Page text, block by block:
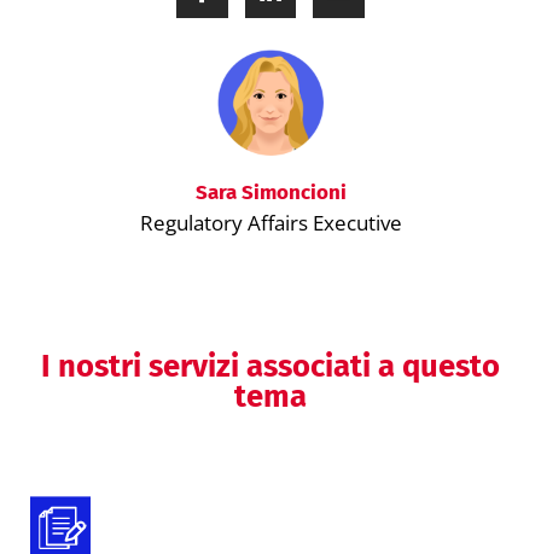
Sara Simoncioni
Regulatory Affairs Executive
I nostri servizi associati a questo
tema